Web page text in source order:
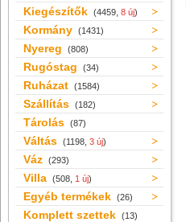
Kiegészítők (4459, 8 új)
Kormány (1431)
Nyereg (808)
Rugóstag (34)
Ruházat (1584)
Szállítás (182)
Tárolás (87)
Váltás (1198, 3 új)
Váz (293)
Villa (508, 1 új)
Egyéb termékek (26)
Komplett szettek (13)